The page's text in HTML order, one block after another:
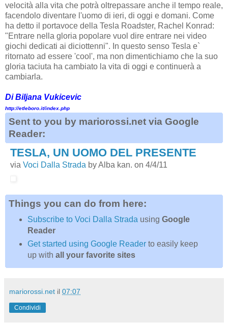
velocità alla vita che potrà oltrepassare anche il tempo reale,
facendolo diventare l'uomo di ieri, di oggi e domani. Come
ha detto il portavoce della Tesla Roadster, Rachel Konrad:
"Entrare nella gloria popolare vuol dire entrare nei video
giochi dedicati ai diciottenni". In questo senso Tesla e`
ritornato ad essere 'cool', ma non dimentichiamo che la suo
gloria taciuta ha cambiato la vita di oggi e continuerà a
cambiarla.
Di Biljana Vukicevic
http://etleboro.it/index.php
Sent to you by mariorossi.net via Google
Reader:
TESLA, UN UOMO DEL PRESENTE
via Voci Dalla Strada by Alba kan. on 4/4/11
Things you can do from here:
Subscribe to Voci Dalla Strada using Google
Reader
Get started using Google Readerto easily keep
up with all your favorite sites
mariorossi.net il 07:07
Condividi